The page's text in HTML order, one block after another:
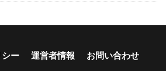
ー 運営者情報 お問い合わせ